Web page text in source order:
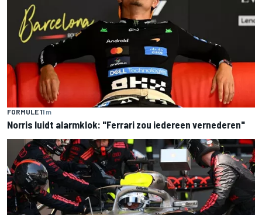
FORMULE 11 m
Norris luidt alarmklok: "Ferrari zou iedereen vernederen"